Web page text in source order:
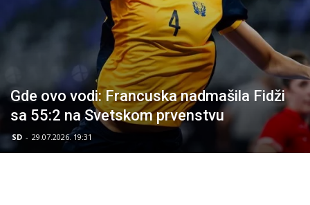
Gde ovo vodi: Francuska nadmašila Fidži
sa 55:2 na Svetskom prvenstvu
SD - 29.07.2026. 19:31